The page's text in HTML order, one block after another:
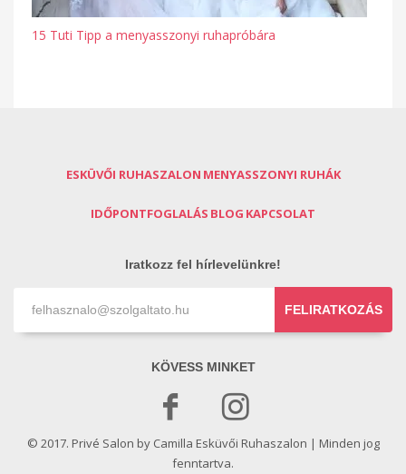
15 Tuti Tipp a menyasszonyi ruhapróbára
ESKÜVŐI RUHASZALON MENYASSZONYI RUHÁK
IDŐPONTFOGLALÁS BLOG KAPCSOLAT
Iratkozz fel hírlevelünkre!
FELIRATKOZÁS
KÖVESS MINKET
© 2017. Privé Salon by Camilla Esküvői Ruhaszalon | Minden jog
fenntartva.